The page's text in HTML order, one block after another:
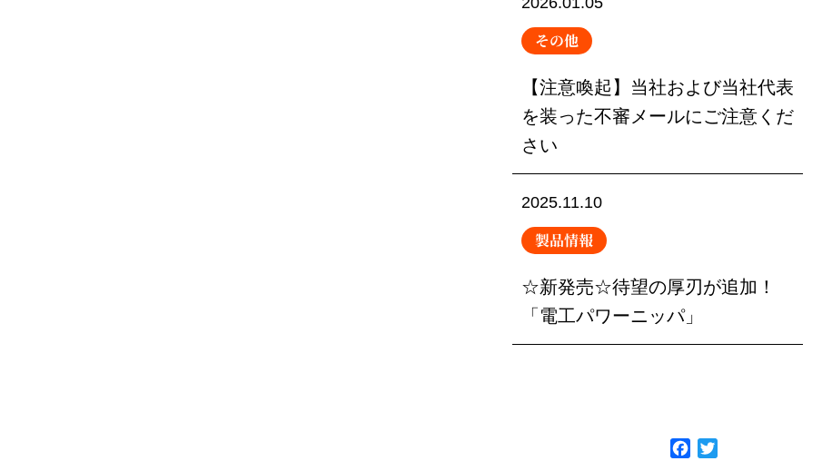
その他
【注意喚起】当社および当社代表
を装った不審メールにご注意くだ
さい
2025.11.10
製品情報
☆新発売☆待望の厚刃が追加！
「電工パワーニッパ」